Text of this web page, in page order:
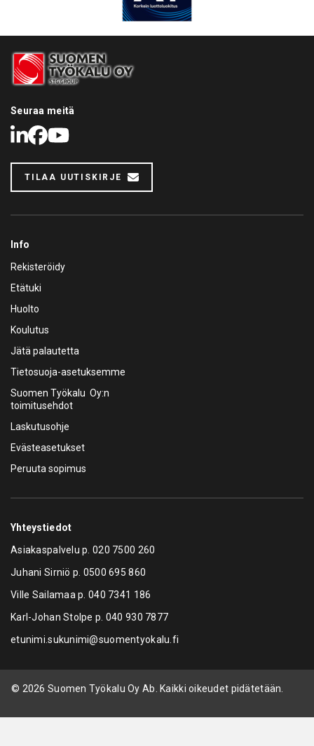
Seuraa meitä
LinkedIn
Facebook
Youtube
TILAA UUTISKIRJE
Info
Rekisteröidy
Etätuki
Huolto
Koulutus
Jätä palautetta
Tietosuoja-asetuksemme
Suomen Työkalu Oy:n
toimitusehdot
Laskutusohje
Evästeasetukset
Peruuta sopimus
Yhteystiedot
Asiakaspalvelu p.020 7500 260
Juhani Sirniö p. 0500 695 860
Ville Sailamaa p.040 7341 186
Karl-Johan Stolpe p. 040 930 7877
etunimi.sukunimi@suomentyokalu.fi
© 2026 Suomen Työkalu Oy Ab. Kaikki oikeudet pidätetään.